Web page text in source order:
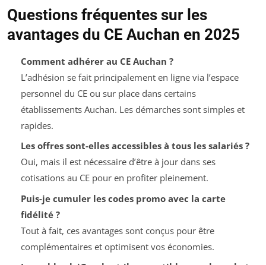
Questions fréquentes sur les
avantages du CE Auchan en 2025
Comment adhérer au CE Auchan ?
L’adhésion se fait principalement en ligne via l’espace
personnel du CE ou sur place dans certains
établissements Auchan. Les démarches sont simples et
rapides.
Les offres sont-elles accessibles à tous les salariés ?
Oui, mais il est nécessaire d’être à jour dans ses
cotisations au CE pour en profiter pleinement.
Puis-je cumuler les codes promo avec la carte
fidélité ?
Tout à fait, ces avantages sont conçus pour être
complémentaires et optimisent vos économies.